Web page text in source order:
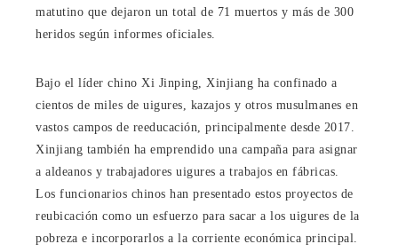
matutino que dejaron un total de 71 muertos y más de 300
heridos según informes oficiales.
Bajo el líder chino Xi Jinping, Xinjiang ha confinado a
cientos de miles de uigures, kazajos y otros musulmanes en
vastos campos de reeducación, principalmente desde 2017.
Xinjiang también ha emprendido una campaña para asignar
a aldeanos y trabajadores uigures a trabajos en fábricas.
Los funcionarios chinos han presentado estos proyectos de
reubicación como un esfuerzo para sacar a los uigures de la
pobreza e incorporarlos a la corriente económica principal.